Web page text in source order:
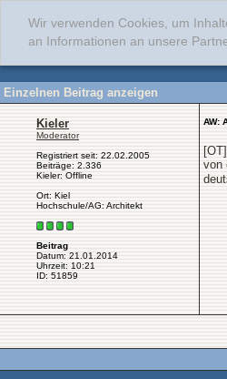
Wir verwenden Cookies, um
an Informationen an unsere
Einzelnen Beitrag anzeigen
Kieler
Moderator
Registriert seit: 22.02.2005
Beiträge: 2.336
Kieler: Offline
Ort: Kiel
Hochschule/AG: Architekt
Beitrag
Datum: 21.01.2014
Uhrzeit: 10:21
ID: 51859
AW:
von